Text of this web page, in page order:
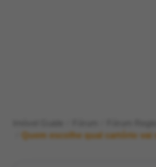
Quem escolhe qual cartório vai